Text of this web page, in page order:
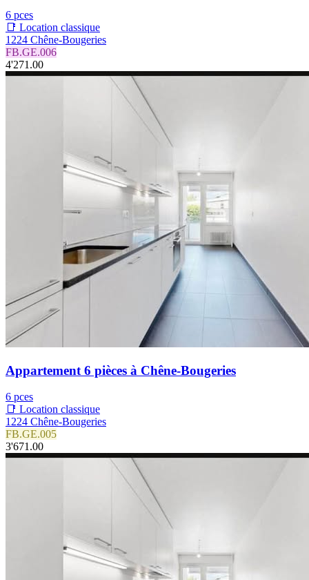
6 pces
📑 Location classique
1224 Chêne-Bougeries
FB.GE.006
4'271.00
Appartement 6 pièces à Chêne-Bougeries
6 pces
📑 Location classique
1224 Chêne-Bougeries
FB.GE.005
3'671.00